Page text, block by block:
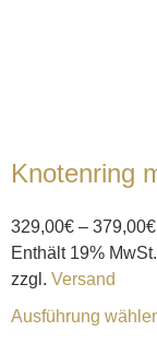
Knotenring
329,00€ – 379,00€
Enthält 19% MwSt.
zzgl. Versand
Ausführung